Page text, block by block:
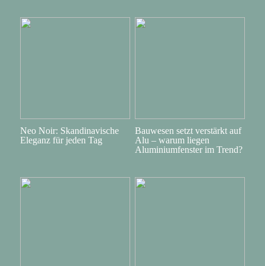
Neo Noir: Skandinavische
Eleganz für jeden Tag
Bauwesen setzt verstärkt auf
Alu – warum liegen
Aluminiumfenster im Trend?